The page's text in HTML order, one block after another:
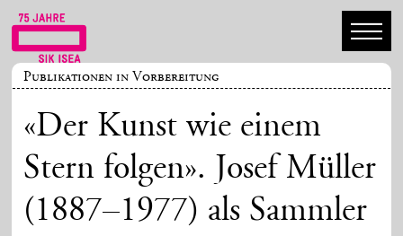
Publikationen in Vorbereitung
«Der Kunst wie einem
Stern folgen». Josef Müller
(1887–1977) als Sammler